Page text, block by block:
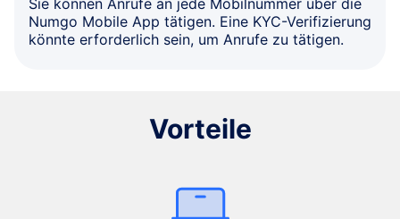
Sie können Anrufe an jede Mobilnummer über die
Numgo Mobile App tätigen. Eine KYC-Verifizierung
könnte erforderlich sein, um Anrufe zu tätigen.
Vorteile